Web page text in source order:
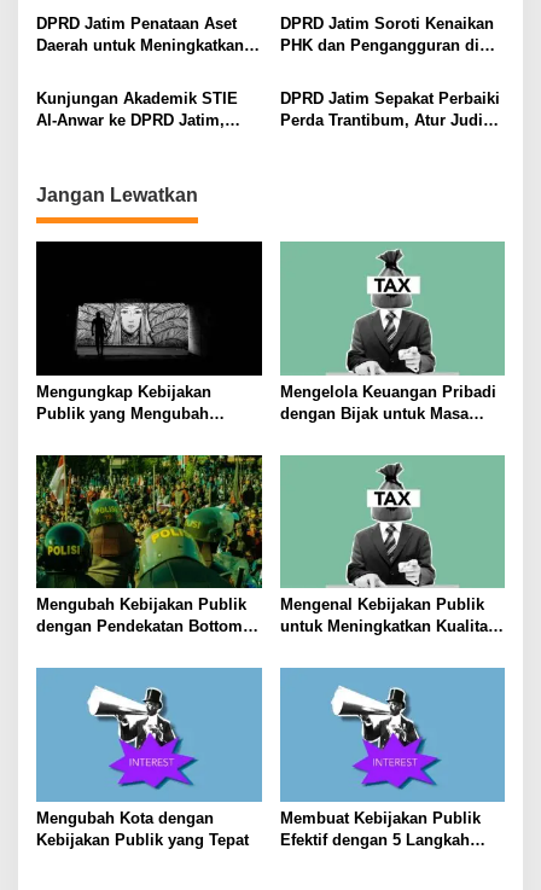
s
Surabaya
DPRD Jatim Penataan Aset
Daerah untuk Meningkatkan
DPRD Jatim Soroti Kenaikan
PHK dan Pengangguran di
Kunjungan Akademik STIE
Al-Anwar ke DPRD Jatim,
DPRD Jatim Sepakat Perbaiki
Perda Trantibum, Atur Judi
Jangan Lewatkan
Mengungkap Kebijakan
Publik yang Mengubah
Mengelola Keuangan Pribadi
dengan Bijak untuk Masa
Mengubah Kebijakan Publik
dengan Pendekatan Bottom-
Mengenal Kebijakan Publik
untuk Meningkatkan Kualitas
Mengubah Kota dengan
Kebijakan Publik yang Tepat
Membuat Kebijakan Publik
Efektif dengan 5 Langkah